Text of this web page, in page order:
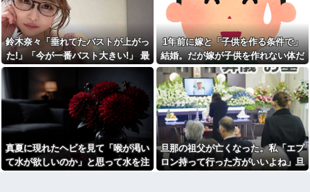
兄夫婦の第一子にあわじ結び
の金封に一万円を包んで渡し
た。すると兄嫁から「もう二度
と子供を産めないことを望んで
いるってことなんでしょ！」と
キレられ...
「今は臨月なんだけど…」→断
りきれず了承したら、さらに
図々しい要求まで飛び出して…
出張から帰ったら、嫁の顔が
青ざめていた。俺「一体何があ
ったんだ？」嫁「…」→子供た
ちに話を聞くと…
賃貸物件を内覧中、ベランダ
に出たら突然ゾワッと両腕に鳥
から叩きつけられた「衝撃の事
実」に絶句
【修羅場】不妊と判明した
夫、前妻の娘に「実の子じゃな
い！」と訴えた結果ｗｗｗｗ
33歳くらいから太ったせいか
加齢で＊が緩んだのかチョビッ
と漏れるようになった
【怒り】婚約者が直属の上司
と浮気発覚！会社を辞めるハメ
になった件www
33歳くらいから太ったせいか
加齢で＊が緩んだのかチョビッ
と漏れるようになった
相手がどんなパイプ持ってい
るかも知れないのに…
鈴木奈々「垂れてたバストが上がっ
た!」「今が一番バスト大きい!」 最
新の身長・体重も報告
1年前に嫁と「子供を作る条件で」
結婚。だが嫁が子供を作れない体だ
と知ったので離婚へ。
真夏に現れたヘビを見て「喉が渇い
て水が欲しいのか」と思って水を注
旦那の祖父が亡くなった。私「エプ
ロン持って行った方がいいよね」旦